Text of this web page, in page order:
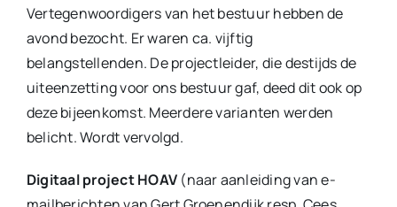
Vertegenwoordigers van het bestuur hebben de
avond bezocht. Er waren ca. vijftig
belangstellenden. De projectleider, die destijds de
uiteenzetting voor ons bestuur gaf, deed dit ook op
deze bijeenkomst. Meerdere varianten werden
belicht. Wordt vervolgd.
Digitaal project HOAV (naar aanleiding van e-